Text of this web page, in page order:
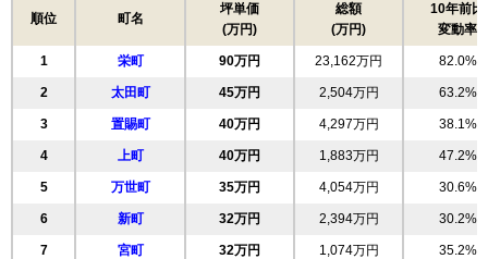
順位 町名
坪単価
(万円)
総額
(万円)
10年前比
変動率
1 栄町 90万円 23,162万円 82.0%
2 太田町 45万円 2,504万円 63.2%
3 置賜町 40万円 4,297万円 38.1%
4 上町 40万円 1,883万円 47.2%
5 万世町 35万円 4,054万円 30.6%
6 新町 32万円 2,394万円 30.2%
7 宮町 32万円 1,074万円 35.2%